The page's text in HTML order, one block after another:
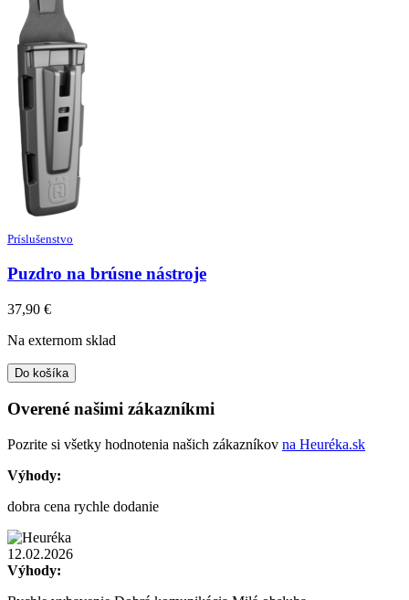
Príslušenstvo
Puzdro na brúsne nástroje
37,90 €
Na externom sklad
Do košíka
Overené našimi zákazníkmi
Pozrite si všetky hodnotenia našich zákazníkov na Heuréka.sk
Výhody:
dobra cena rychle dodanie
12.02.2026
Výhody: